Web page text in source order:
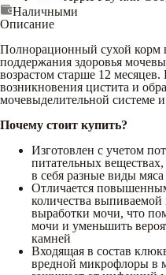
Наличными
Описание
Полнорационный сухой корм
поддержания здоровья
возрастом старше 12 месяцев.
возникновения цистита и
мочевыделительной системе
Почему стоит купить?
Изготовлен с учетом
питательных
в себя разные виды мяса
Отличается
количества
выработки мочи, что
мочи и уменьшить
камней
Входящая в состав
вредной микрофлоры в